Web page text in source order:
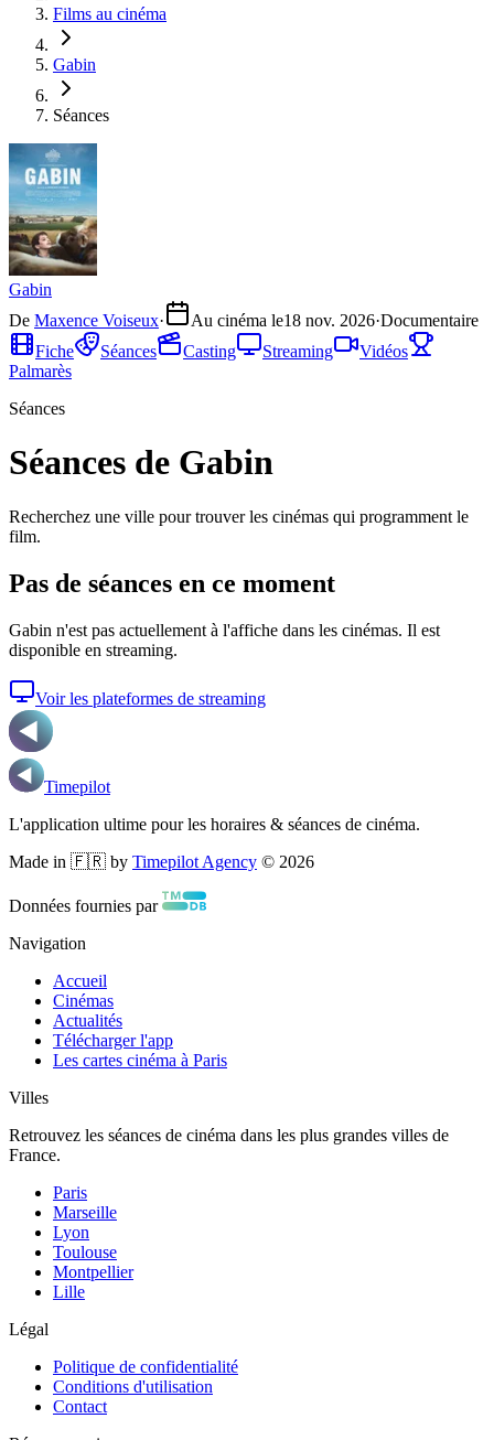
Films au cinéma
Gabin
Séances
Gabin
De Maxence Voiseux· Au cinéma le18 nov. 2026·Documentaire
Fiche
Séances Casting Streaming
Vidéos
Palmarès
Séances
Séances de Gabin
Recherchez une ville pour trouver les cinémas qui programment le
film.
Pas de séances en ce moment
Gabin n'est pas actuellement à l'affiche dans les cinémas. Il est
disponible en streaming.
Voir les plateformes de streaming
Timepilot
L'application ultime pour les horaires & séances de cinéma.
Made in 🇫🇷 by Timepilot Agency © 2026
Données fournies par
Navigation
Accueil
Cinémas
Actualités
Télécharger l'app
Les cartes cinéma à Paris
Villes
Retrouvez les séances de cinéma dans les plus grandes villes de
France.
Paris
Marseille
Lyon
Toulouse
Montpellier
Lille
Légal
Politique de confidentialité
Conditions d'utilisation
Contact